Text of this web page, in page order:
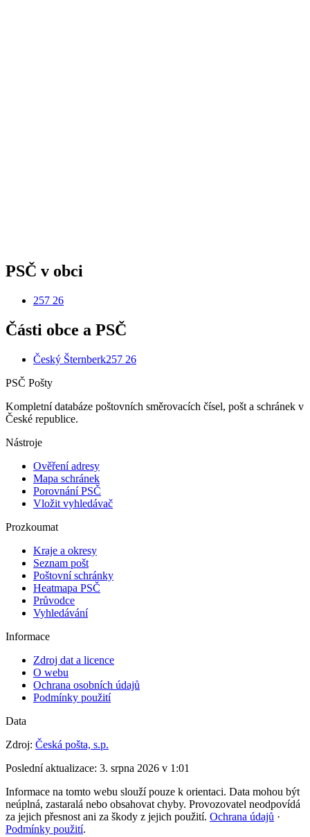
PSČ v obci
257 26
Části obce a PSČ
Český Šternberk257 26
PSČ Pošty
Kompletní databáze poštovních směrovacích čísel, pošt a schránek v
České republice.
Nástroje
Ověření adresy
Mapa schránek
Porovnání PSČ
Vložit vyhledávač
Prozkoumat
Kraje a okresy
Seznam pošt
Poštovní schránky
Heatmapa PSČ
Průvodce
Vyhledávání
Informace
Zdroj dat a licence
O webu
Ochrana osobních údajů
Podmínky použití
Data
Zdroj: Česká pošta, s.p.
Poslední aktualizace: 3. srpna 2026 v 1:01
Informace na tomto webu slouží pouze k orientaci. Data mohou být
neúplná, zastaralá nebo obsahovat chyby. Provozovatel neodpovídá
za jejich přesnost ani za škody z jejich použití. Ochrana údajů ·
Podmínky použití.